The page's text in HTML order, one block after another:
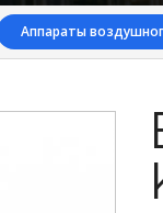
Аппараты